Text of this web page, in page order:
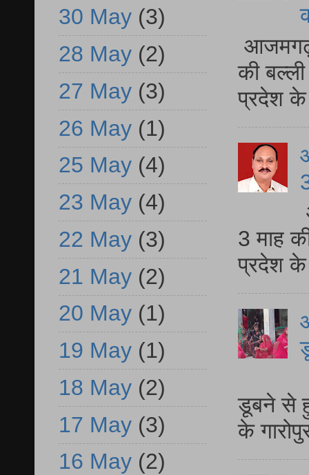
आजमगढ़
की
प्रदेश
3 माह
प्रदेश
डूबने से
के
30 May (3)
28 May (2)
27 May (3)
26 May (1)
25 May (4)
23 May (4)
22 May (3)
21 May (2)
20 May (1)
19 May (1)
18 May (2)
17 May (3)
16 May (2)